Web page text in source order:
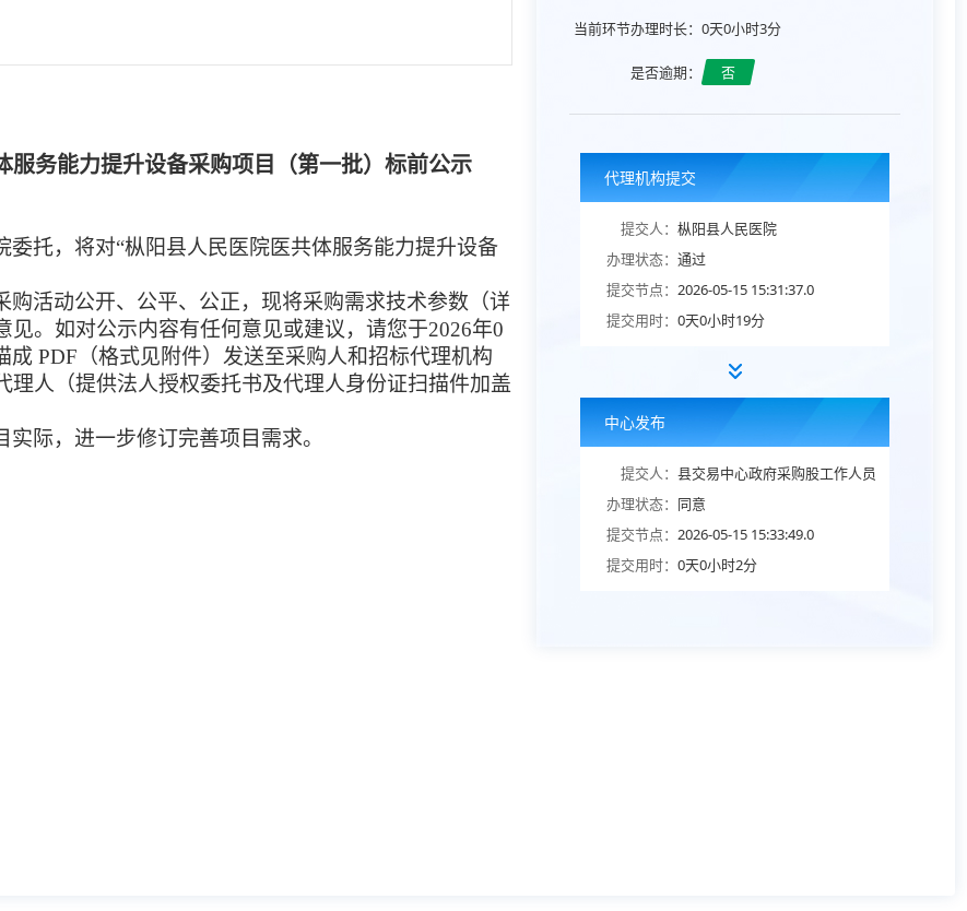
服务能力提升设备采购项目（第一批）标前公示
委托，将对“枞阳县人民医院医共体服务能力提升设备
购活动公开、公平、公正，现将采购需求技术参数 （详
见。如对公示内容有任何意见或建议，请您于2026年0
成 PDF（格式见附件）发送至采购人和招标代理机构
人（提供法人授权委托书及代理人身份证扫描件加盖
际，进一步修订完善项目需求。
当前环节办理时长：0天0小时3分
是否逾期： 否
代理机构提交
提交人： 枞阳县人民医院
办理状态： 通过
提交节点： 2026-05-15 15:31:37.0
提交用时： 0天0小时19分
中心发布
提交人： 县交易中心政府采购股工作人员
办理状态： 同意
提交节点： 2026-05-15 15:33:49.0
提交用时： 0天0小时2分